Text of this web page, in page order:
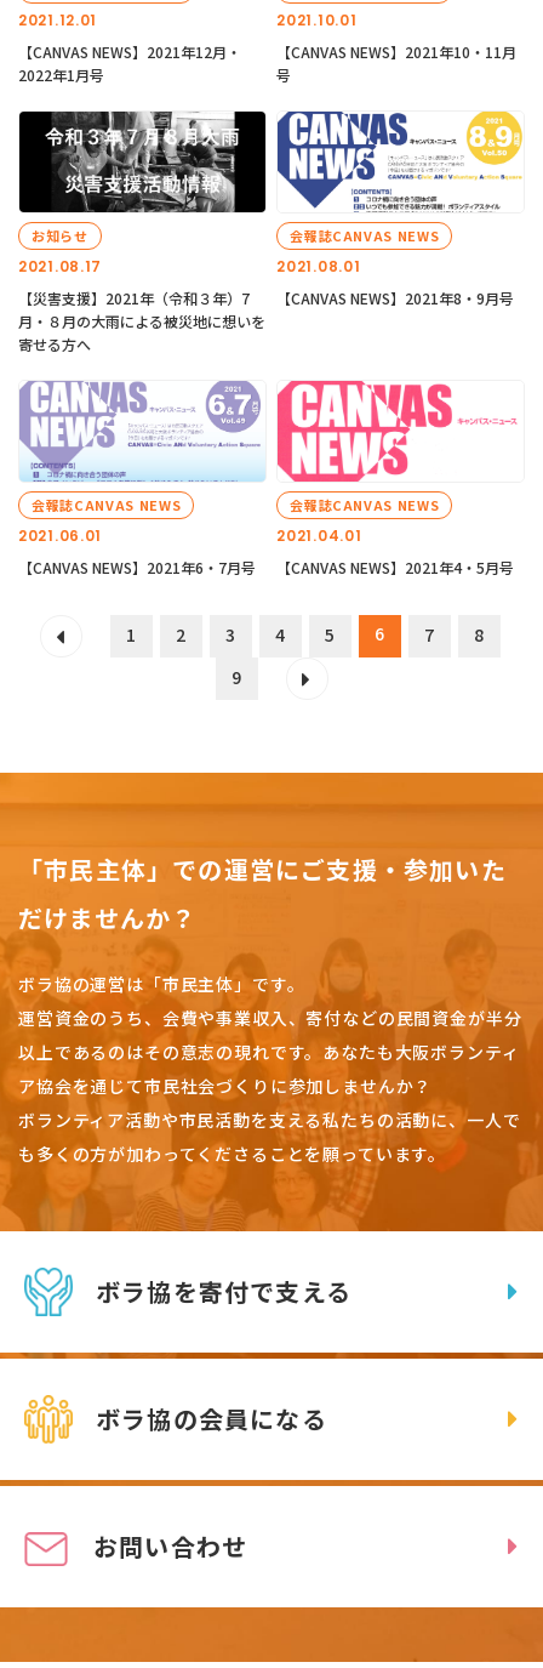
2021.12.01
【CANVAS NEWS】2021年12月・
2022年1月号
2021.10.01
【CANVAS NEWS】2021年10・11月
号
2021.08.17
お知らせ
【災害支援】2021年（令和３年）7
月・８月の大雨による被災地に想いを
寄せる方へ
2021.08.01
会報誌CANVAS NEWS
【CANVAS NEWS】2021年8・9月号
2021.06.01
会報誌CANVAS NEWS
【CANVAS NEWS】2021年6・7月号
2021.04.01
会報誌CANVAS NEWS
【CANVAS NEWS】2021年4・5月号
1 2 3 4 5 6 7
8
9
「市民主体」での運営にご支援・参加いた
だけませんか？
ボラ協の運営は「市民主体」です。
運営資金のうち、会費や事業収入、寄付などの民間資金が半分
以上であるのはその意志の現れです。 あなたも大阪ボランティ
ア協会を通じて市民社会づくりに参加しませんか？
ボランティア活動や市民活動を支える私たちの活動に、一人で
も多くの方が加わってくださることを願っています。
ボラ協を寄付で支える
ボラ協の会員になる
お問い合わせ